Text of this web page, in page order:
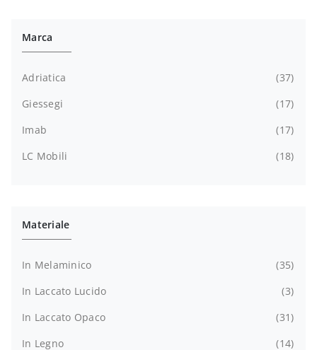
Marca
Adriatica
37
Giessegi
17
Imab
17
LC Mobili
18
Materiale
In Melaminico
35
In Laccato Lucido
3
In Laccato Opaco
31
In Legno
14